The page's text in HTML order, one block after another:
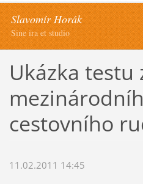
Slavomír Horák
Sine ira et studio
Ukázka testu
cestovního
11.02.2011 14:45